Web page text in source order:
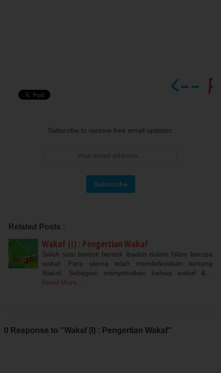
Subscribe to receive free email updates:
Related Posts :
Wakaf (I) : Pengertian Wakaf
Salah satu bentuk bentuk ibadah dalam Islam berupa
wakaf. Para ulama telah mendefinisikan tentang
Wakaf. Sebagian menyebutkan bahwa wakaf &…
Read More...
0 Response to "Wakaf (I) : Pengertian Wakaf"